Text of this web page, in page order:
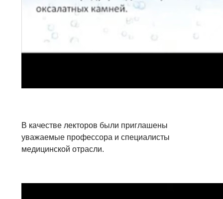
В качестве лекторов были приглашены
уважаемые профессора и специалисты
медицинской отрасли.